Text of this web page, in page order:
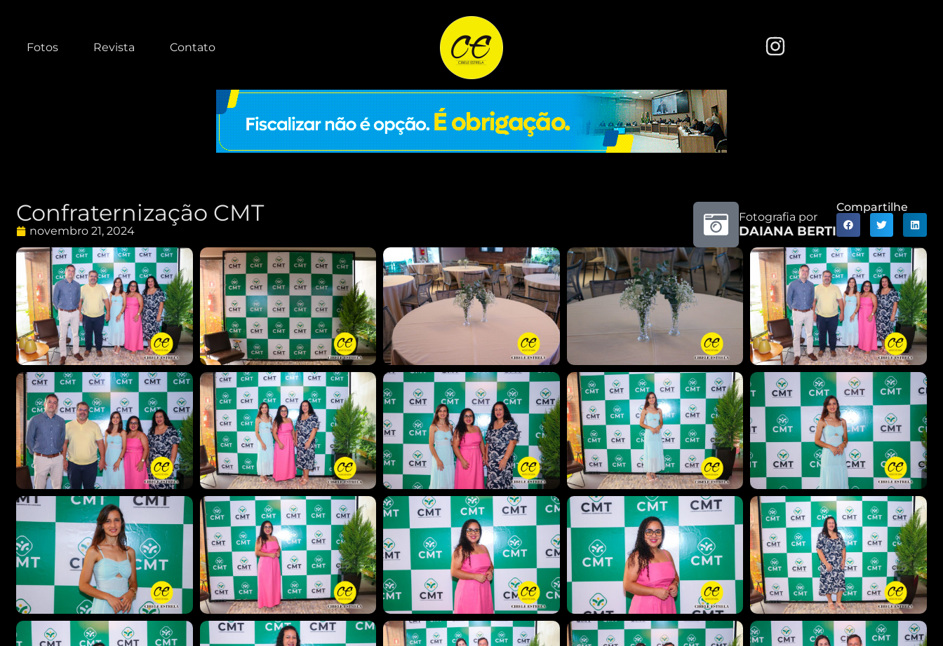
Fotos Revista Contato
Confraternização CMT
novembro 21, 2024
Fotografia por
DAIANA BERTI
Compartilhe